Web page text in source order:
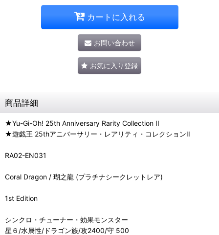
カートに入れる
お問い合わせ
お気に入り登録
商品詳細
★Yu-Gi-Oh! 25th Anniversary Rarity Collection II
★遊戯王 25thアニバーサリー・レアリティ・コレクションII
RA02-EN031
Coral Dragon / 瑚之龍 (プラチナシークレットレア)
1st Edition
シンクロ・チューナー・効果モンスター
星６/水属性/ドラゴン族/攻2400/守 500